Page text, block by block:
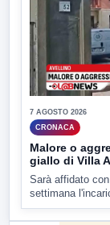
7 AGOSTO 2026
CRONACA
Malore o
giallo di Villa
Sarà affidato
settimana